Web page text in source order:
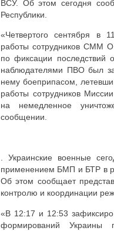
ВСУ. Об этом сегодня
Республики.
«Четвертого сентября в
работы сотрудников СММ
по фиксации последствий
наблюдателями ПВО был
нему боеприпасом,
работы сотрудников
на немедленное
сообщении.
. Украинские военные
применением БМП и БТР в
Об этом сообщает
контролю и координации
«В 12:17 и 12:53
формирований Украины